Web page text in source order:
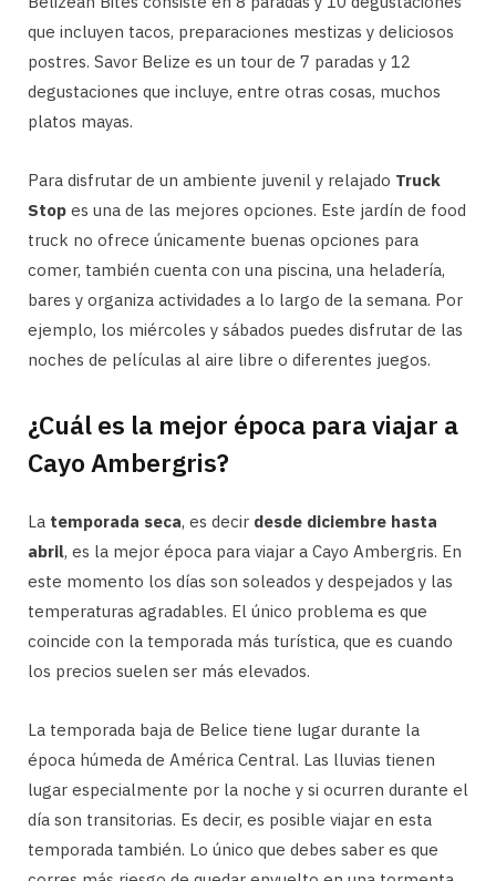
que incluyen tacos, preparaciones mestizas y deliciosos
postres. Savor Belize es un tour de 7 paradas y 12
degustaciones que incluye, entre otras cosas, muchos
platos mayas.
Para disfrutar de un ambiente juvenil y relajado Truck
Stop es una de las mejores opciones. Este jardín de food
truck no ofrece únicamente buenas opciones para
comer, también cuenta con una piscina, una heladería,
bares y organiza actividades a lo largo de la semana. Por
ejemplo, los miércoles y sábados puedes disfrutar de las
noches de películas al aire libre o diferentes juegos.
¿Cuál es la mejor época para viajar a
Cayo Ambergris?
La temporada seca, es decir desde diciembre hasta
abril, es la mejor época para viajar a Cayo Ambergris. En
este momento los días son soleados y despejados y las
temperaturas agradables. El único problema es que
coincide con la temporada más turística, que es cuando
los precios suelen ser más elevados.
La temporada baja de Belice tiene lugar durante la
época húmeda de América Central. Las lluvias tienen
lugar especialmente por la noche y si ocurren durante el
día son transitorias. Es decir, es posible viajar en esta
temporada también. Lo único que debes saber es que